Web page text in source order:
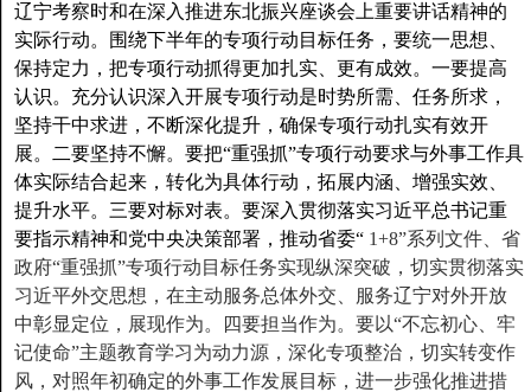
辽宁考察时和在深入推进东北振兴座谈会上重要讲话精神的
实际行动。围绕下半年的专项行动目标任务，要统一思想、
保持定力，把专项行动抓得更加扎实、更有成效。一要提高
认识。充分认识深入开展专项行动是时势所需、任务所求，
坚持干中求进，不断深化提升，确保专项行动扎实有效开
展。二要坚持不懈。要把“重强抓”专项行动要求与外事工作具
体实际结合起来，转化为具体行动，拓展内涵、增强实效、
提升水平。三要对标对表。要深入贯彻落实习近平总书记重
要指示精神和党中央决策部署，推动省委“ 1+8”系列文件、省
政府“重强抓”专项行动目标任务实现纵深突破，切实贯彻落实
习近平外交思想，在主动服务总体外交、服务辽宁对外开放
中彰显定位，展现作为。四要担当作为。要以“不忘初心、牢
记使命”主题教育学习为动力源，深化专项整治，切实转变作
风，对照年初确定的外事工作发展目标，进一步强化推进措